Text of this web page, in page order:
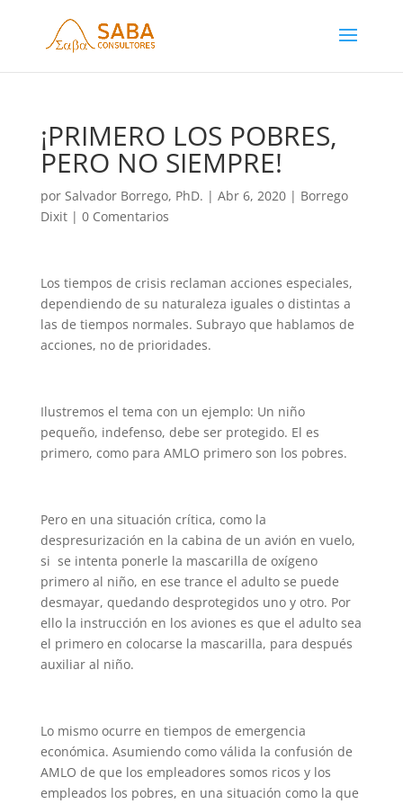
¡PRIMERO LOS POBRES,
PERO NO SIEMPRE!
por Salvador Borrego, PhD. | Abr 6, 2020| Borrego
Dixit| 0 Comentarios
Los tiempos de crisis reclaman acciones especiales,
dependiendo de su naturaleza iguales o distintas a
las de tiempos normales. Subrayo que hablamos de
acciones, no de prioridades.
Ilustremos el tema con un ejemplo: Un niño
pequeño, indefenso, debe ser protegido. El es
primero, como para AMLO primero son los pobres.
Pero en una situación crítica, como la
despresurización en la cabina de un avión en vuelo,
si se intenta ponerle la mascarilla de oxígeno
primero al niño, en ese trance el adulto se puede
desmayar, quedando desprotegidos uno y otro. Por
ello la instrucción en los aviones es que el adulto sea
el primero en colocarse la mascarilla, para después
auxiliar al niño.
Lo mismo ocurre en tiempos de emergencia
económica. Asumiendo como válida la confusión de
AMLO de que los empleadores somos ricos y los
empleados los pobres, en una situación como la que